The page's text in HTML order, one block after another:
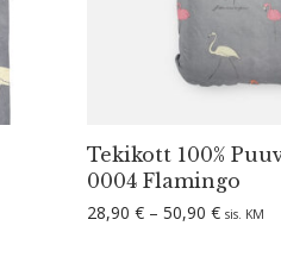
€ kuni 37,90 €
Tekikott 100%
0004 Flamingo
28,90 € – 50,90 € sis. KM